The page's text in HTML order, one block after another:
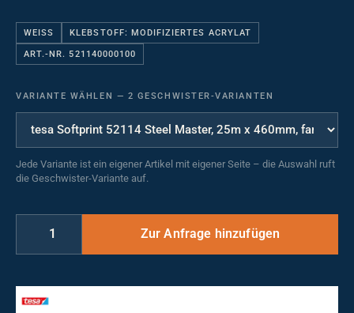
WEISS KLEBSTOFF: MODIFIZIERTES ACRYLAT
ART.-NR. 521140000100
VARIANTE WÄHLEN — 2 GESCHWISTER-VARIANTEN
Jede Variante ist ein eigener Artikel mit eigener Seite – die Auswahl ruft
die Geschwister-Variante auf.